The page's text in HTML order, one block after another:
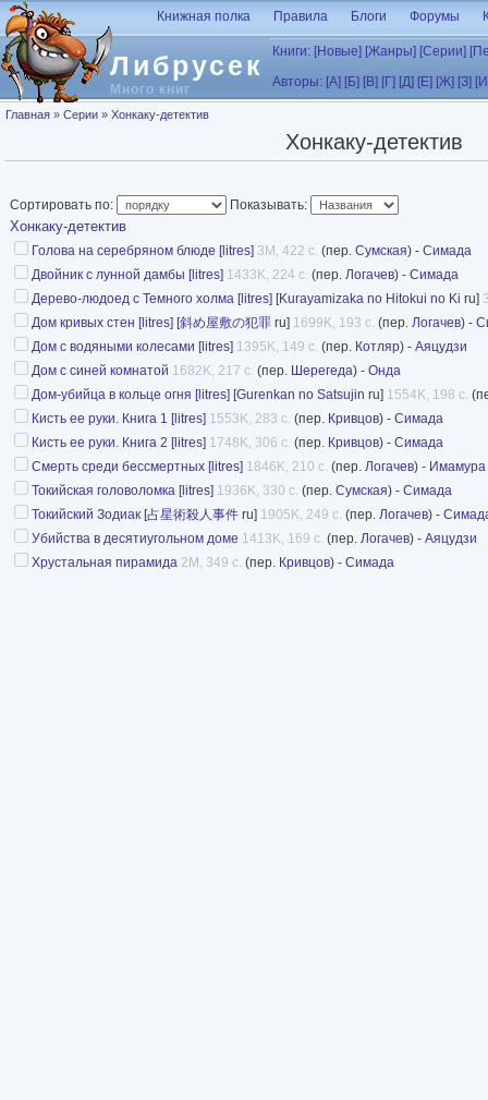
Перейти к основному содержанию
Либрусек
Много книг
Книжная полка Правила Блоги Форумы
Книги: [Новые] [Жанры] [Серии]
Авторы: [А] [Б] [В] [Г] [Д] [Е] [Ж] [З]
Вы здесь
Главная » Серии » Хонкаку-детектив
Хонкаку-детектив
Сортировать по: Показывать:
Хонкаку-детектив
Голова на серебряном блюде [litres] 3M, 422 с. (пер. Сумская) - Симада
Двойник с лунной дамбы [litres] 1433K, 224 с. (пер. Логачев) - Симада
Дерево-людоед с Темного холма [litres] [Kurayamizaka no Hitokui no Ki ru]
Дом кривых стен [litres] [斜め屋敷の犯罪 ru] 1699K, 193 с. (пер. Логачев) -
Дом с водяными колесами [litres] 1395K, 149 с. (пер. Котляр) - Аяцудзи
Дом с синей комнатой 1682K, 217 с. (пер. Шерегеда) - Онда
Дом-убийца в кольце огня [litres] [Gurenkan no Satsujin ru] 1554K, 198 с.
Кисть ее руки. Книга 1 [litres] 1553K, 283 с. (пер. Кривцов) - Симада
Кисть ее руки. Книга 2 [litres] 1748K, 306 с. (пер. Кривцов) - Симада
Смерть среди бессмертных [litres] 1846K, 210 с. (пер. Логачев) - Имамура
Токийская головоломка [litres] 1936K, 330 с. (пер. Сумская) - Симада
Токийский Зодиак [占星術殺人事件 ru] 1905K, 249 с. (пер. Логачев) -
Убийства в десятиугольном доме 1413K, 169 с. (пер. Логачев) - Аяцудзи
Хрустальная пирамида 2M, 349 с. (пер. Кривцов) - Симада